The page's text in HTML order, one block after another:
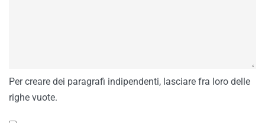
Per creare dei paragrafi indipendenti, lasciare fra loro delle
righe vuote.